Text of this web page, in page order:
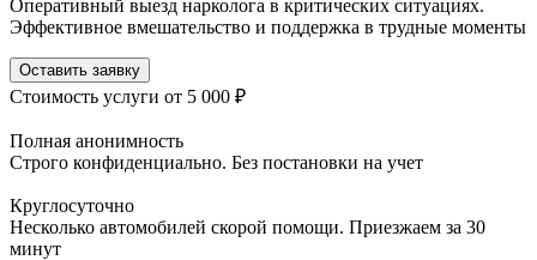
Оперативный выезд нарколога в критических ситуациях.
Эффективное вмешательство и поддержка в трудные моменты
Оставить заявку
Стоимость услуги от 5 000 ₽
Полная анонимность
Строго конфиденциально. Без постановки на учет
Круглосуточно
Несколько автомобилей скорой помощи. Приезжаем за 30
минут